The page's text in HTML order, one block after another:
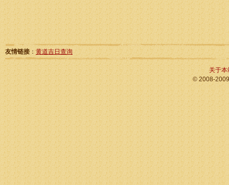
友情链接：黄道吉日查询
关于本
© 2008-